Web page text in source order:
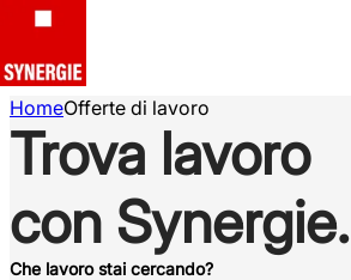
HomeOfferte di lavoro
Trova lavoro
con Synergie.
Che lavoro stai cercando?